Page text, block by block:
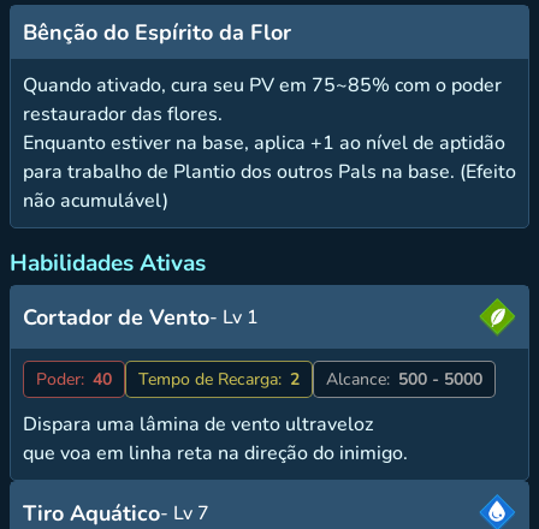
Bênção do Espírito da Flor
Quando ativado, cura seu PV em 75~85% com o poder
restaurador das flores.
Enquanto estiver na base, aplica +1 ao nível de aptidão
para trabalho de Plantio dos outros Pals na base. (Efeito
não acumulável)
Habilidades Ativas
Cortador de Vento- Lv 1
Poder: 40 Tempo de Recarga: 2 Alcance: 500 - 5000
Dispara uma lâmina de vento ultraveloz
que voa em linha reta na direção do inimigo.
Tiro Aquático- Lv 7